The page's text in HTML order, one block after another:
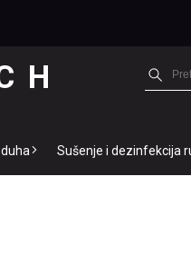
Sušenje i dezinfekcija